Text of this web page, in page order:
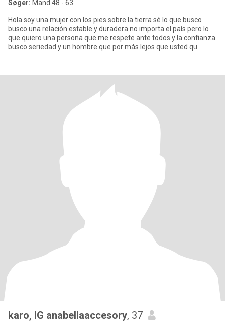
Søger: Mand 48 - 63
Hola soy una mujer con los pies sobre la tierra sé lo que busco
busco una relación estable y duradera no importa el país pero lo
que quiero una persona que me respete ante todos y la confianza
busco seriedad y un hombre que por más lejos que usted qu
karo, IG anabellaaccesory, 37